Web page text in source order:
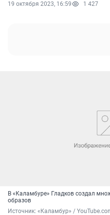
19 октября 2023, 16:59 1 427
В «Каламбуре» Гладков создал
образов
Источник: «Каламбур» /